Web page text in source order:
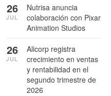
Nutrisa anuncia
colaboración con Pixar
Animation Studios
26
JUL
Alicorp registra
crecimiento en ventas
y rentabilidad en el
segundo trimestre de
2026
26
JUL